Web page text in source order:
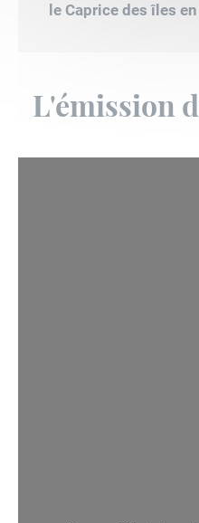
le Caprice des îles
L'émission